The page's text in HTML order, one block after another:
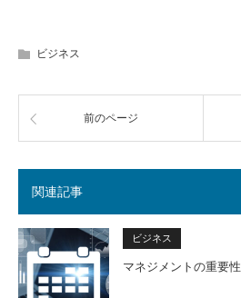
ビジネス
前のページ
関連記事
ビジネス
マネジメントの重要性